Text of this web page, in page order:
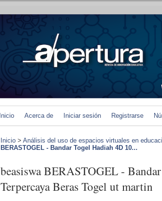
Inicio Acerca de Iniciar sesión Registrarse
Inicio > Análisis del uso de espacios virtuales en
BERASTOGEL - Bandar Togel Hadiah 4D 10...
beasiswa BERASTOGEL -
Terpercaya Beras Togel ut martin